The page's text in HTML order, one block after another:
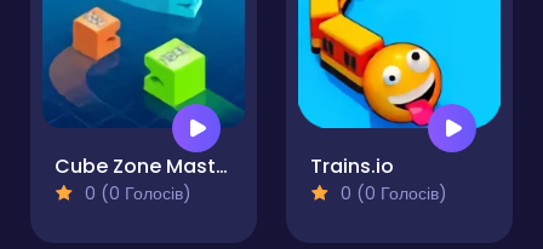
Cube Zone Master
0 (0 Голосів)
Trains.io
0 (0 Голосів)